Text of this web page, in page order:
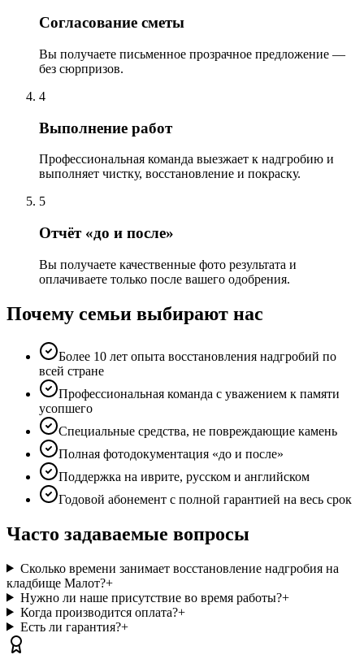
Согласование сметы
Вы получаете письменное прозрачное предложение —
без сюрпризов.
4
Выполнение работ
Профессиональная команда выезжает к надгробию и
выполняет чистку, восстановление и покраску.
5
Отчёт «до и после»
Вы получаете качественные фото результата и
оплачиваете только после вашего одобрения.
Почему семьи выбирают нас
Более 10 лет опыта восстановления надгробий по
всей стране
Профессиональная команда с уважением к памяти
усопшего
Специальные средства, не повреждающие камень
Полная фотодокументация «до и после»
Поддержка на иврите, русском и английском
Годовой абонемент с полной гарантией на весь срок
Часто задаваемые вопросы
Сколько времени занимает восстановление надгробия на
кладбище Малот?+
Нужно ли наше присутствие во время работы?+
Когда производится оплата?+
Есть ли гарантия?+